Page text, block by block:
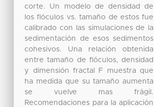
corte. Un modelo de densidad de
los flóculos vs. tamaño de estos fue
calibrado con las simulaciones de la
sedimentación de esos sedimentos
cohesivos. Una relación obtenida
entre tamaño de flóculos, densidad
y dimensión fractal F muestra que
ha medida que su tamaño aumenta
se vuelve mas frágil.
Recomendaciones para la aplicación